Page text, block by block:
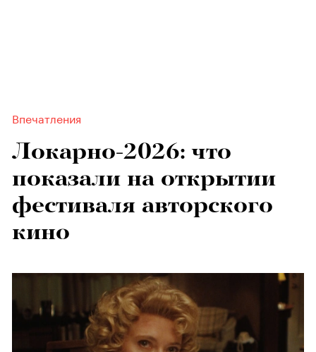
Впечатления
Локарно-2026: что
показали на открытии
фестиваля авторского
кино